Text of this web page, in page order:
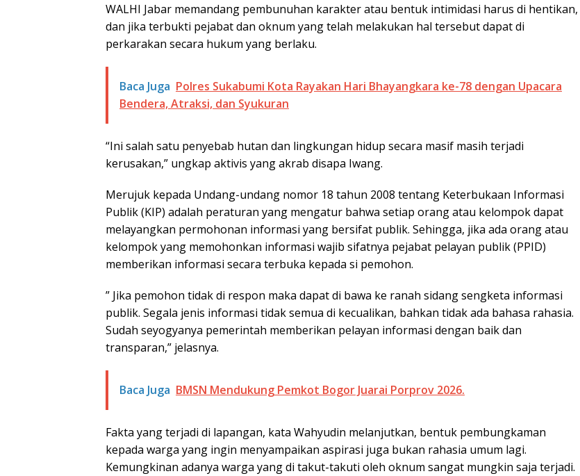
WALHI Jabar memandang pembunuhan karakter atau bentuk intimidasi harus di hentikan,
dan jika terbukti pejabat dan oknum yang telah melakukan hal tersebut dapat di
perkarakan secara hukum yang berlaku.
Baca Juga Polres Sukabumi Kota Rayakan Hari Bhayangkara ke-78 dengan Upacara
Bendera, Atraksi, dan Syukuran
“Ini salah satu penyebab hutan dan lingkungan hidup secara masif masih terjadi
kerusakan,” ungkap aktivis yang akrab disapa Iwang.
Merujuk kepada Undang-undang nomor 18 tahun 2008 tentang Keterbukaan Informasi
Publik (KIP) adalah peraturan yang mengatur bahwa setiap orang atau kelompok dapat
melayangkan permohonan informasi yang bersifat publik. Sehingga, jika ada orang atau
kelompok yang memohonkan informasi wajib sifatnya pejabat pelayan publik (PPID)
memberikan informasi secara terbuka kepada si pemohon.
” Jika pemohon tidak di respon maka dapat di bawa ke ranah sidang sengketa informasi
publik. Segala jenis informasi tidak semua di kecualikan, bahkan tidak ada bahasa rahasia.
Sudah seyogyanya pemerintah memberikan pelayan informasi dengan baik dan
transparan,” jelasnya.
Baca Juga BMSN Mendukung Pemkot Bogor Juarai Porprov 2026.
Fakta yang terjadi di lapangan, kata Wahyudin melanjutkan, bentuk pembungkaman
kepada warga yang ingin menyampaikan aspirasi juga bukan rahasia umum lagi.
Kemungkinan adanya warga yang di takut-takuti oleh oknum sangat mungkin saja terjadi.